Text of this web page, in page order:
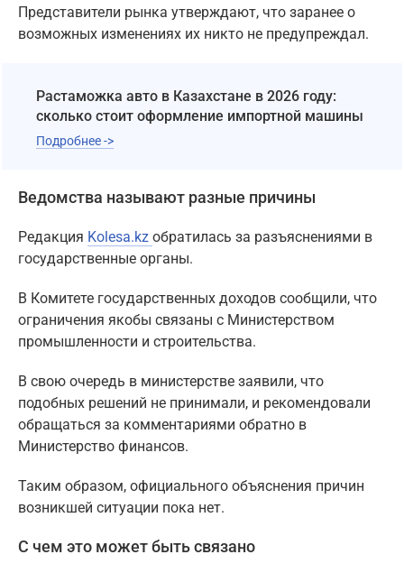
Представители рынка утверждают, что заранее о
возможных изменениях их никто не предупреждал.
Растаможка авто в Казахстане в 2026 году:
сколько стоит оформление импортной машины
Подробнее ->
Ведомства называют разные причины
Редакция Kolesa.kz обратилась за разъяснениями в
государственные органы.
В Комитете государственных доходов сообщили, что
ограничения якобы связаны с Министерством
промышленности и строительства.
В свою очередь в министерстве заявили, что
подобных решений не принимали, и рекомендовали
обращаться за комментариями обратно в
Министерство финансов.
Таким образом, официального объяснения причин
возникшей ситуации пока нет.
С чем это может быть связано